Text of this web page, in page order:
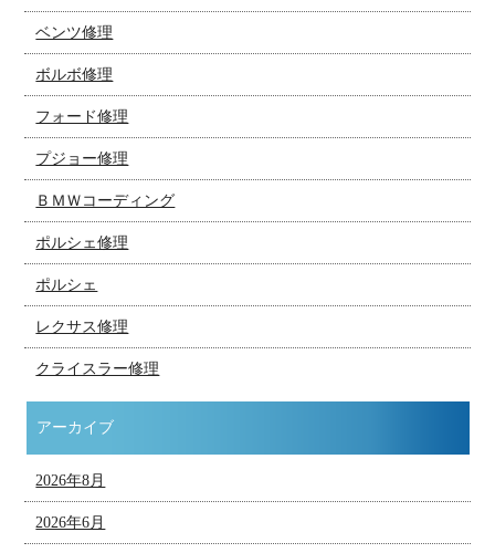
ベンツ修理
ボルボ修理
フォード修理
プジョー修理
ＢＭＷコーディング
ポルシェ修理
ポルシェ
レクサス修理
クライスラー修理
アーカイブ
2026年8月
2026年6月